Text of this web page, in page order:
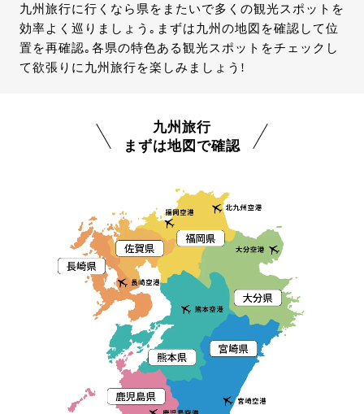
九州旅行に行くなら県をまたいで多くの観光スポットを
効率よく巡りましょう｡まずは九州の地図を確認して位
置を再確認｡各県の特色ある観光スポットをチェックし
て欲張りに九州旅行を楽しみましょう!
九州旅行
まずは地図で確認